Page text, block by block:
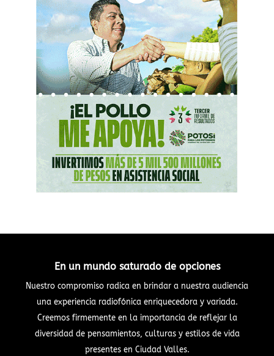
En un mundo saturado de opciones
Nuestro compromiso radica en brindar a nuestra audiencia
una experiencia radiofónica enriquecedora y variada.
Creemos firmemente en la importancia de reflejar la
diversidad de pensamientos, culturas y estilos de vida
presentes en Ciudad Valles.